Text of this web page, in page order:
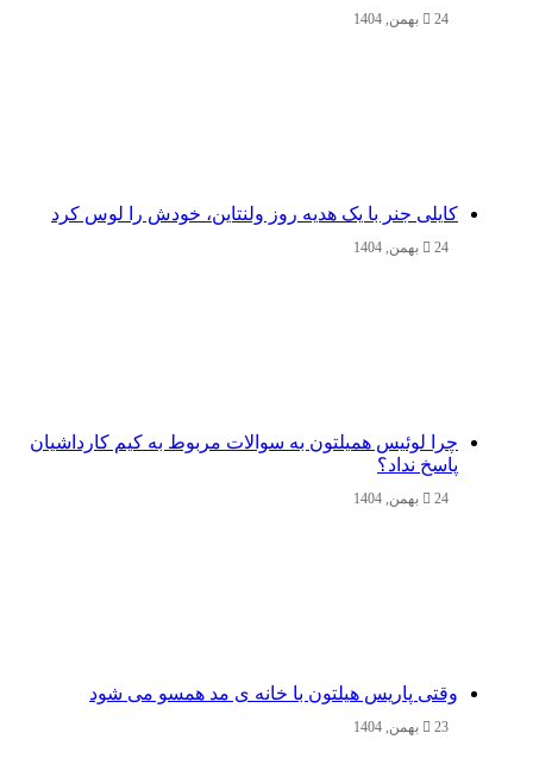
24 بهمن, 1404
کایلی جنر با یک هدیه روز ولنتاین، خودش را لوس کرد
24 بهمن, 1404
چرا لوئیس همیلتون به سوالات مربوط به کیم کارداشیان
پاسخ نداد؟
24 بهمن, 1404
وقتی پاریس هیلتون با خانه‌ ی مد همسو می شود
23 بهمن, 1404